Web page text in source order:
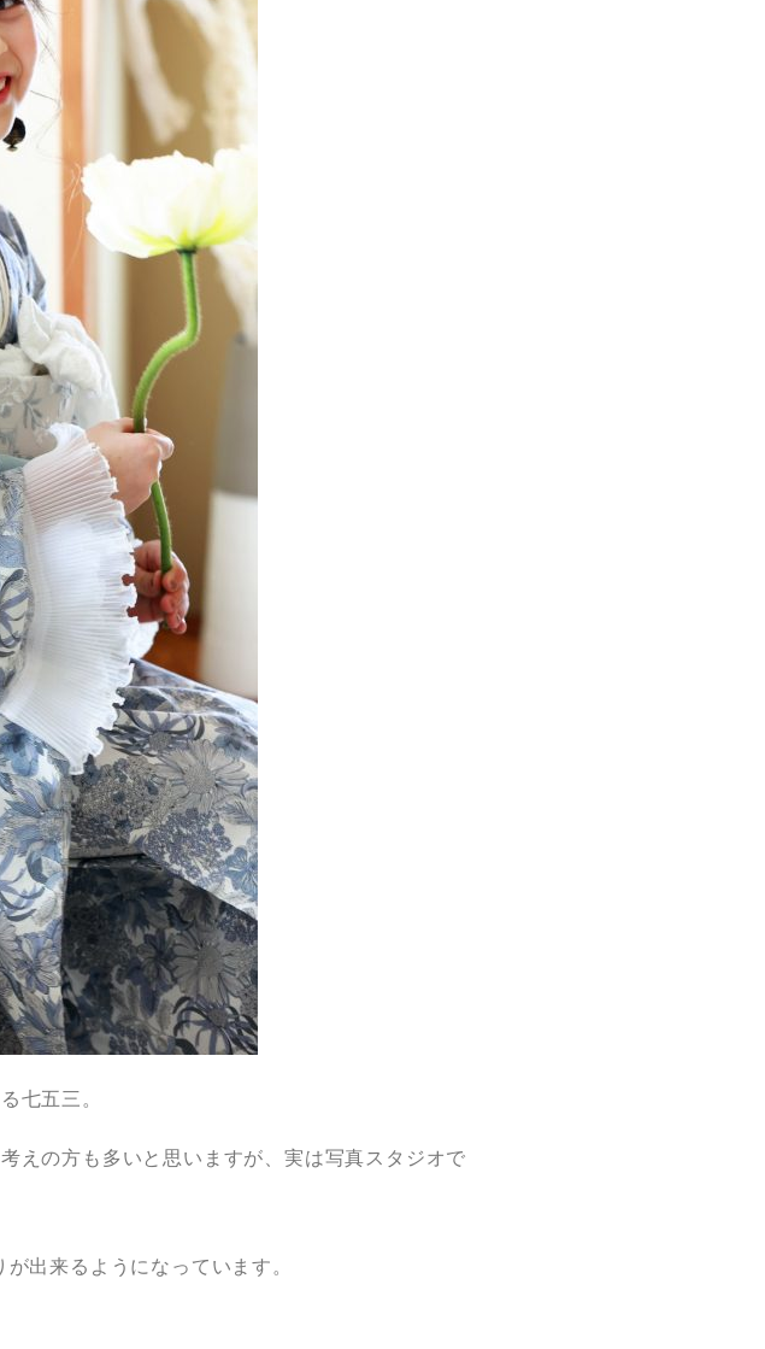
七五三。
えの方も多いと思いますが、実は写真スタジオで
出来るようになっています。